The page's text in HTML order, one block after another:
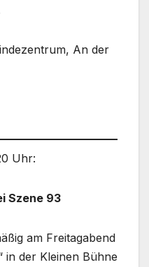
An der
Uhr:
Szene 93
am Freitagabend
in der Kleinen Bühne